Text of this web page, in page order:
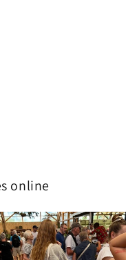
online